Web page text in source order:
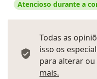
Atencioso durante a
Todas as
isso os
para alterar
mais.